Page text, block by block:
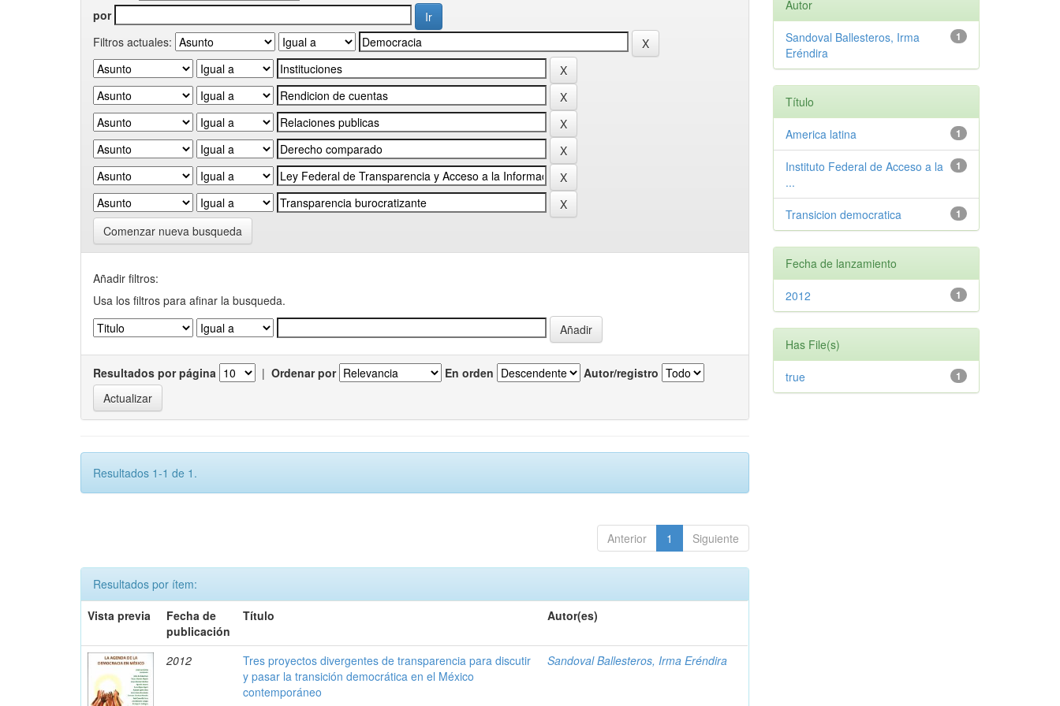
por
Filtros actuales:
Comenzar nueva busqueda
Añadir filtros:
Usa los filtros para afinar la busqueda.
Resultados por página | Ordenar por En orden Autor/registro
Resultados 1-1 de 1.
Anterior 1 Siguiente
Resultados por ítem:
Vista previa
Fecha de
publicación
Título Autor(es)
2012
Tres proyectos divergentes de transparencia para discutir
y pasar la transición democrática en el México
contemporáneo
Sandoval Ballesteros, Irma Eréndira
Autor
1
Sandoval Ballesteros, Irma
Eréndira
Título
1
America latina
1
Instituto Federal de Acceso a la
...
1
Transicion democratica
Fecha de lanzamiento
1
2012
Has File(s)
1
true